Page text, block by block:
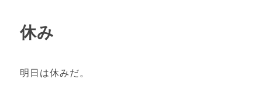
休み
明日は休みだ。